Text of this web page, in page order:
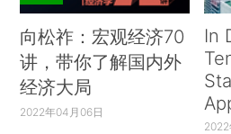
向松祚：宏观经济70
讲，带你了解国内外
经济大局
2022年04月06日
In
2022